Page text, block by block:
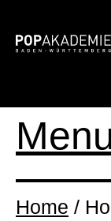
Home /